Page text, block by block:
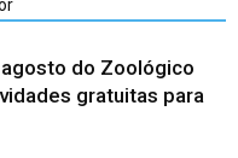
do Zoológico
gratuitas para